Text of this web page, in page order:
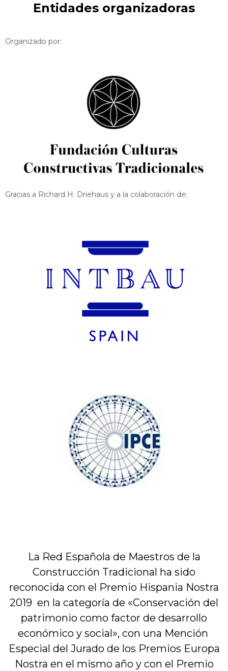
Entidades organizadoras
Organizado por:
Gracias a Richard H. Driehaus y a la colaboración de:
La Red Española de Maestros de la
Construcción Tradicional ha sido
reconocida con el Premio Hispania Nostra
2019 en la categoría de «Conservación del
patrimonio como factor de desarrollo
económico y social», con una Mención
Especial del Jurado de los Premios Europa
Nostra en el mismo año y con el Premio